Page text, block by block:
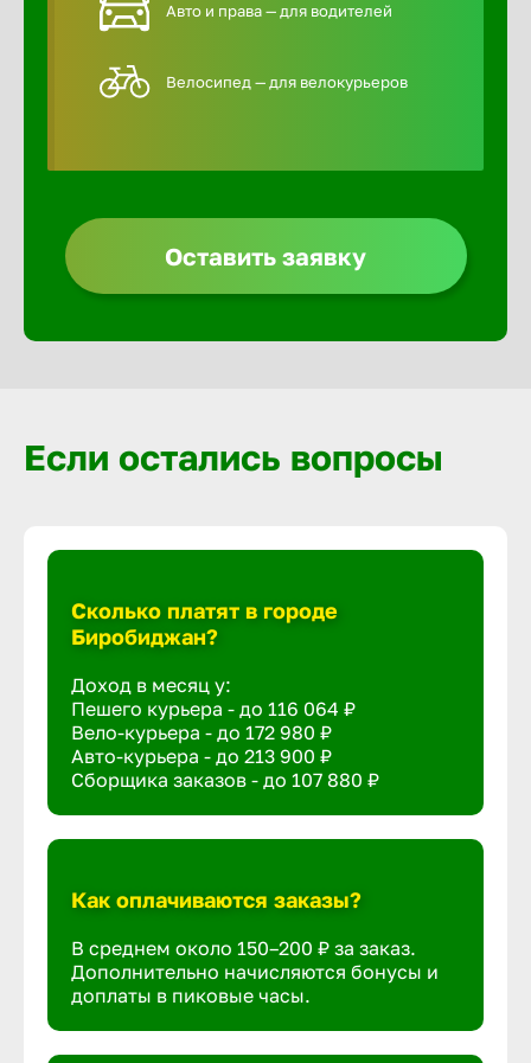
Авто и права — для водителей
Велосипед — для велокурьеров
Оставить заявку
Если остались вопросы
Сколько платят в городе
Биробиджан?
Доход в месяц у:
Пешего курьера - до 116 064 ₽
Вело-курьера - до 172 980 ₽
Авто-курьера - до 213 900 ₽
Сборщика заказов - до 107 880 ₽
Как оплачиваются заказы?
В среднем около 150–200 ₽ за заказ.
Дополнительно начисляются бонусы и
доплаты в пиковые часы.